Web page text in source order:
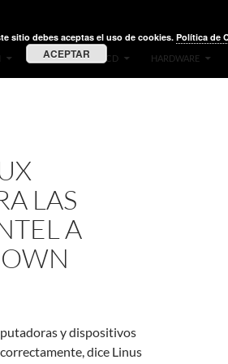
VIDEOS LIVE CD HARDWARE
LAS
A
y dispositivos
dice Linus
sitio debes aceptas el uso de cookies. Política de
ACEPTAR